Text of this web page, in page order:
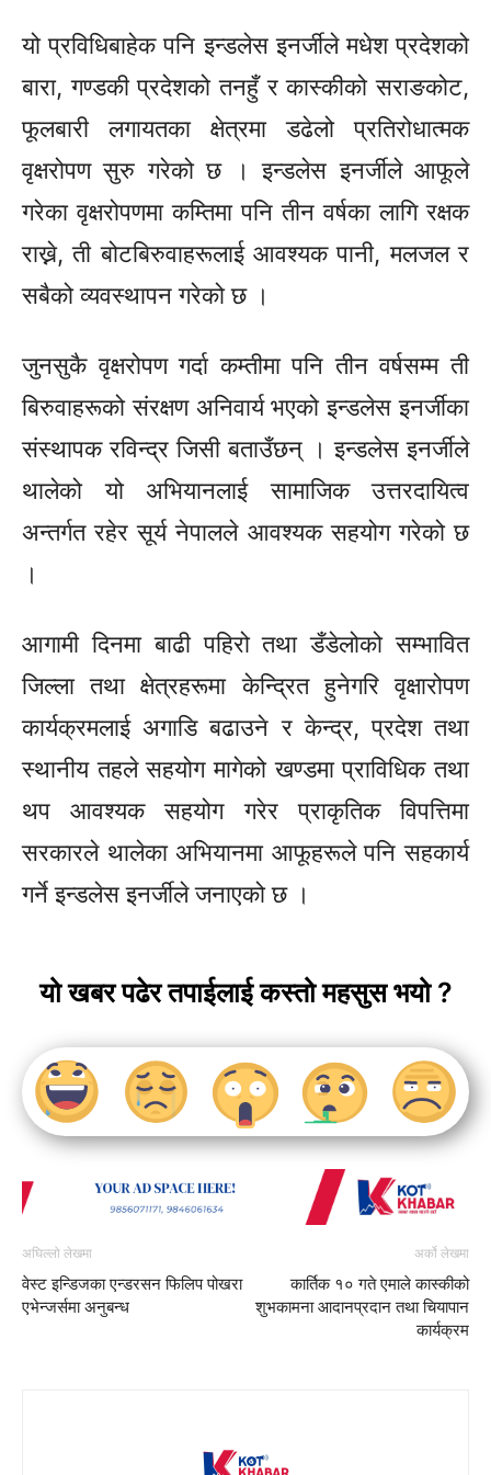
यो प्रविधिबाहेक पनि इन्डलेस इनर्जीले मधेश प्रदेशको
बारा, गण्डकी प्रदेशको तनहुँ र कास्कीको सराङकोट,
फूलबारी लगायतका क्षेत्रमा डढेलो प्रतिरोधात्मक
वृक्षरोपण सुरु गरेको छ । इन्डलेस इनर्जीले आफूले
गरेका वृक्षरोपणमा कम्तिमा पनि तीन वर्षका लागि रक्षक
राख्ने, ती बोटबिरुवाहरूलाई आवश्यक पानी, मलजल र
सबैको व्यवस्थापन गरेको छ ।
जुनसुकै वृक्षरोपण गर्दा कम्तीमा पनि तीन वर्षसम्म ती
बिरुवाहरूको संरक्षण अनिवार्य भएको इन्डलेस इनर्जीका
संस्थापक रविन्द्र जिसी बताउँछन् । इन्डलेस इनर्जीले
थालेको यो अभियानलाई सामाजिक उत्तरदायित्व
अन्तर्गत रहेर सूर्य नेपालले आवश्यक सहयोग गरेको छ
।
आगामी दिनमा बाढी पहिरो तथा डँडेलोको सम्भावित
जिल्ला तथा क्षेत्रहरूमा केन्द्रित हुनेगरि वृक्षारोपण
कार्यक्रमलाई अगाडि बढाउने र केन्द्र, प्रदेश तथा
स्थानीय तहले सहयोग मागेको खण्डमा प्राविधिक तथा
थप आवश्यक सहयोग गरेर प्राकृतिक विपत्तिमा
सरकारले थालेका अभियानमा आफूहरूले पनि सहकार्य
गर्ने इन्डलेस इनर्जीले जनाएको छ ।
यो खबर पढेर तपाईलाई कस्तो महसुस भयो ?
अघिल्लो लेखमा
वेस्ट इन्डिजका एन्डरसन फिलिप पोखरा
एभेन्जर्समा अनुबन्ध
अर्को लेखमा
कार्तिक १० गते एमाले कास्कीको
शुभकामना आदानप्रदान तथा चियापान
कार्यक्रम